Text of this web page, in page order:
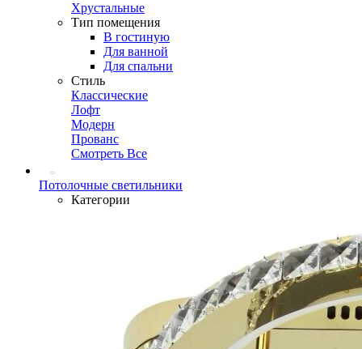
Хрустальные
Тип помещения
В гостиную
Для ванной
Для спальни
Стиль
Классические
Лофт
Модерн
Прованс
Смотреть Все
Потолочные светильники
Категории